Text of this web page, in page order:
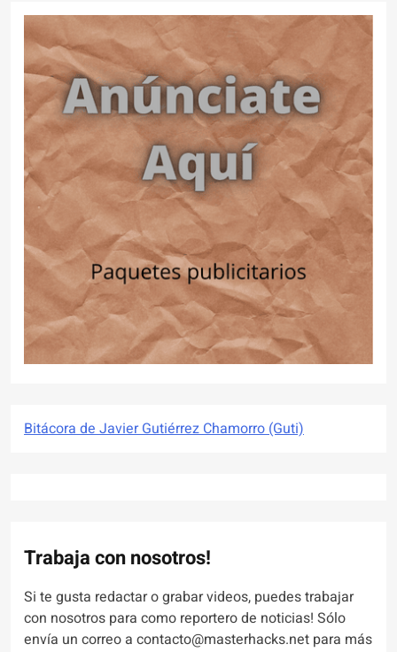
Bitácora de Javier Gutiérrez Chamorro (Guti)
Trabaja con nosotros!
Si te gusta redactar o grabar videos, puedes trabajar
con nosotros para como reportero de noticias! Sólo
envía un correo a contacto@masterhacks.net para más